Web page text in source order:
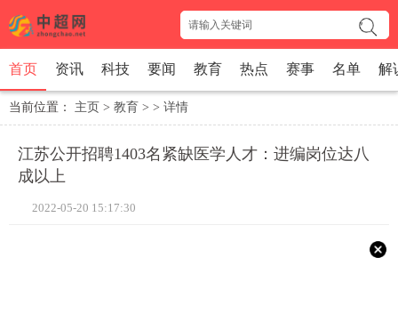
首页 资讯 科技 要闻 教育 热点 赛事 名单 解
当前位置： 主页 > 教育 > > 详情
江苏公开招聘1403名紧缺医学人才：进编岗位达八
成以上
2022-05-20 15:17:30